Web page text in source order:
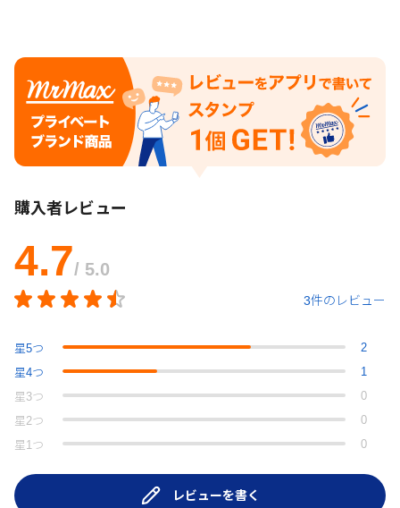
購入者レビュー
4.7/ 5.0
3件のレビュー
星5つ
2
星4つ
1
星 3つ
0
星 2つ
0
星 1 つ 0
レビューを書く